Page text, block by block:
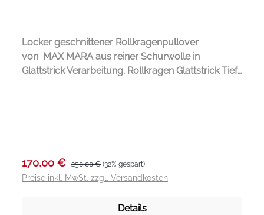
Locker geschnittener Rollkragenpullover
von MAX MARA aus reiner Schurwolle in
Glattstrick Verarbeitung. Rollkragen Glattstrick Tief
Verkaufspreis:
170,00 € Regulärer Preis:
250,00 € (32% gespart)
Preise inkl. MwSt. zzgl. Versandkosten
Details